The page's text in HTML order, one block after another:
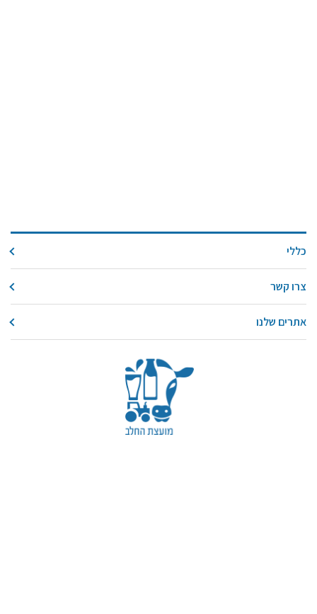
כללי
צרו קשר
אתרים שלנו